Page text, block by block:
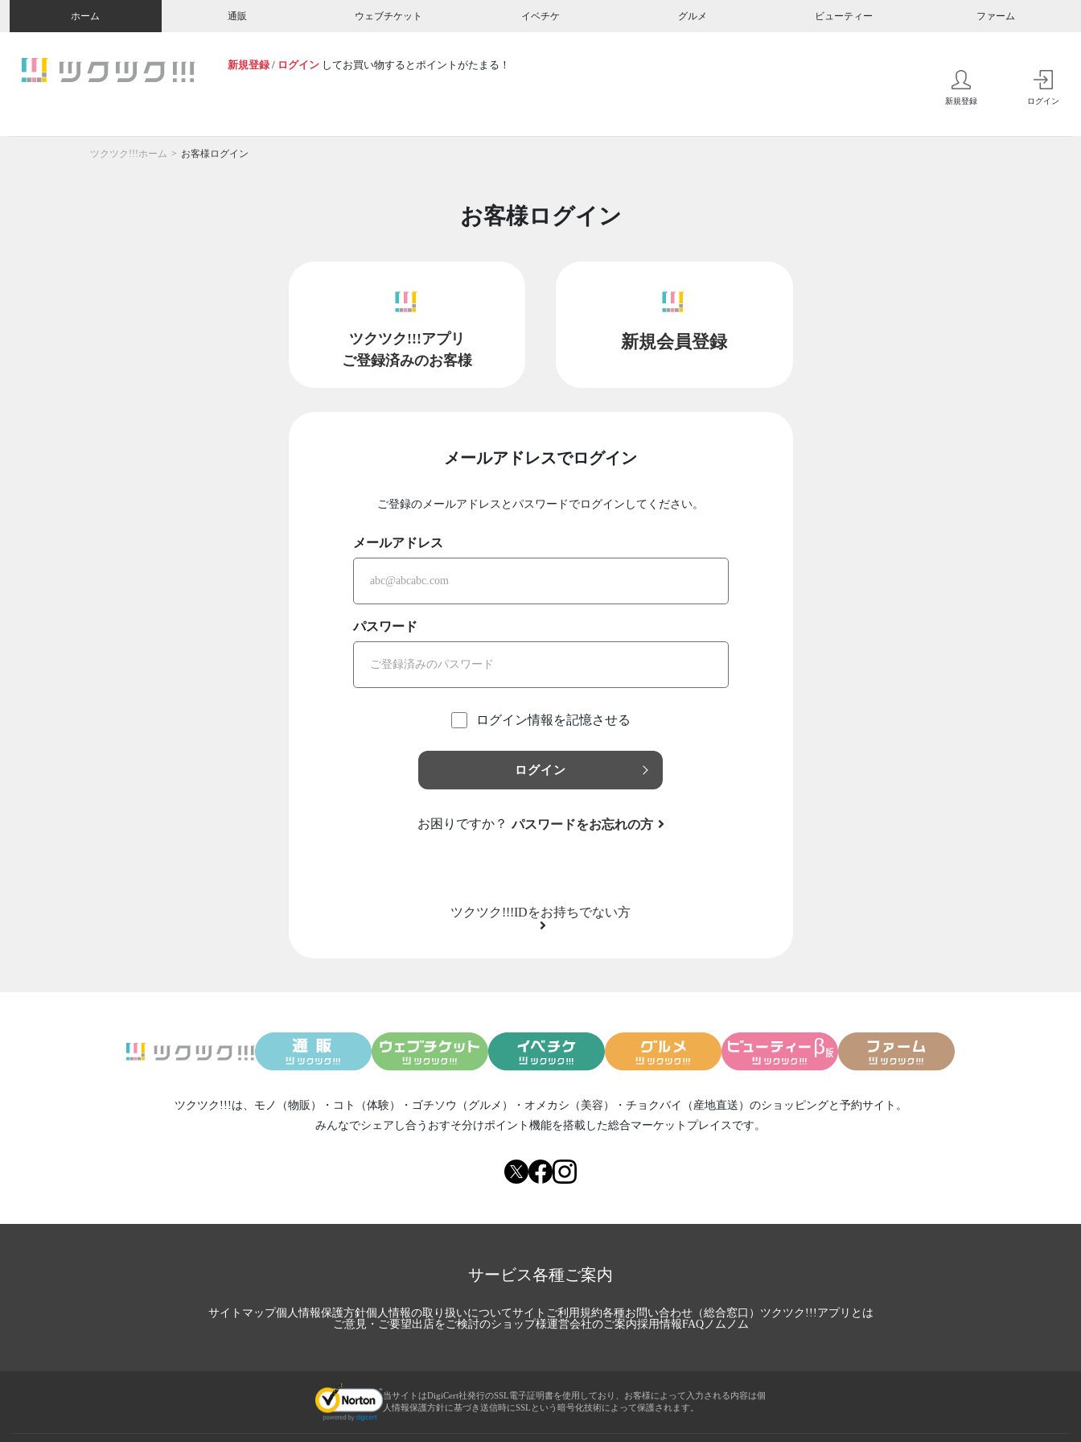
ホーム 通販 ウェブチケット イベチケ グルメ ビューティー ファーム
新規登録 / ログイン してお買い物するとポイントがたまる！
新規登録 ログイン
ツクツク!!!ホーム お客様ログイン
お客様ログイン
ツクツク!!!アプリ
ご登録済みのお客様
新規会員登録
メールアドレスでログイン
ご登録のメールアドレスとパスワードでログインしてください。
メールアドレス
パスワード
ログイン情報を記憶させる
ログイン
お困りですか？ パスワードをお忘れの方
ツクツク!!!IDをお持ちでない方
ツクツク!!!は、 モノ（物販） ・ コト（体験） ・ ゴチソウ（グルメ） ・ オメカシ（美容） ・ チョクバイ（産地直送） のショッピングと予約サイト。
みんなでシェアし合う おすそ分けポイント機能を搭載した総合マーケットプレイスです。
サービス各種ご案内
サイトマップ個人情報保護方針個人情報の取り扱いについてサイトご利用規約各種お問い合わせ（総合窓口） ツクツク!!!アプリとは
ご意見・ご要望出店をご検討のショップ様運営会社のご案内採用情報FAQノムノム
当サイトはDigiCert社発行のSSL電子証明書を使用しており、お客様によって入力される内容は個
人情報保護方針に基づき送信時にSSLという暗号化技術によって保護されます。